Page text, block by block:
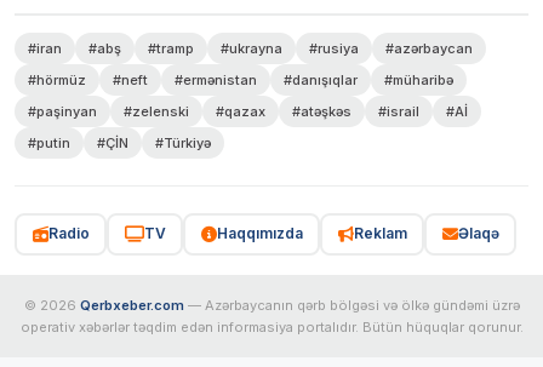
#iran #abş #tramp #ukrayna #rusiya
#azərbaycan
#hörmüz
#neft #ermənistan #danışıqlar
#müharibə
#paşinyan
#zelenski #qazax #atəşkəs #israil
#Aİ
#putin
#ÇİN #Türkiyə
Radio TV Haqqımızda Reklam Əlaqə
© 2026 Qerbxeber.com — Azərbaycanın qərb bölgəsi və ölkə gündəmi üzrə
operativ xəbərlər təqdim edən informasiya portalıdır. Bütün hüquqlar qorunur.